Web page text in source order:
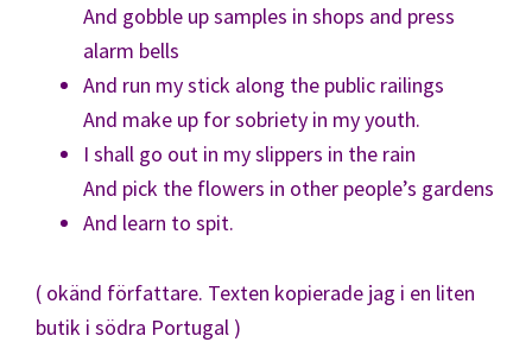
And gobble up samples in shops and press
alarm bells
And run my stick along the public railings
And make up for sobriety in my youth.
I shall go out in my slippers in the rain
And pick the flowers in other people’s gardens
And learn to spit.
( okänd författare. Texten kopierade jag i en liten
butik i södra Portugal )